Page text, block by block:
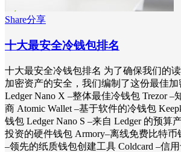
Share分享
十大最安全冷钱包排名
十大最安全冷钱包排名 为了确保我们的
加密资产的安全，我们编制了这份最佳
Ledger Nano X –整体最佳冷钱包 Trezor –
商 Atomic Wallet –基于软件的冷钱包
钱包 Ledger Nano S –来自 Ledger 的预算
投资的硬件钱包 Armory–离线免费比特币
–领先的纸质钱包创建工具 Coldcard –信